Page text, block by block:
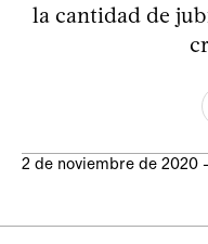
la cantidad de
2 de noviembre de 2020 -